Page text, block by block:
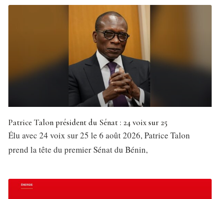
Patrice Talon président du Sénat : 24 voix sur 25
Élu avec 24 voix sur 25 le 6 août 2026, Patrice Talon
prend la tête du premier Sénat du Bénin,